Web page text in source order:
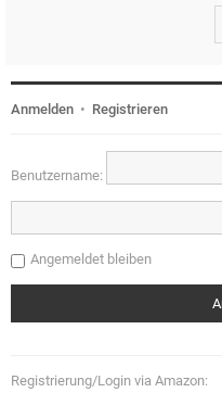
Anmelden • Registrieren
Benutzername:
Angemeldet bleiben
Registrierung/Login via Amazon: